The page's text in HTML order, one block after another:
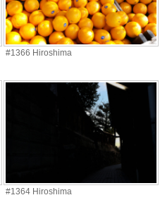
#1366 Hiroshima
#1364 Hiroshima